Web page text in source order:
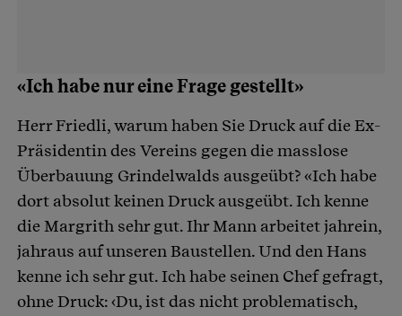
«Ich habe nur eine Frage gestellt»
Herr Friedli, warum haben Sie Druck auf die Ex-
Präsidentin des Vereins gegen die masslose
Überbauung Grindelwalds ausgeübt? «Ich habe
dort absolut keinen Druck ausgeübt. Ich kenne
die Margrith sehr gut. Ihr Mann arbeitet jahrein,
jahraus auf unseren Baustellen. Und den Hans
kenne ich sehr gut. Ich habe seinen Chef gefragt,
ohne Druck: ‹Du, ist das nicht problematisch,